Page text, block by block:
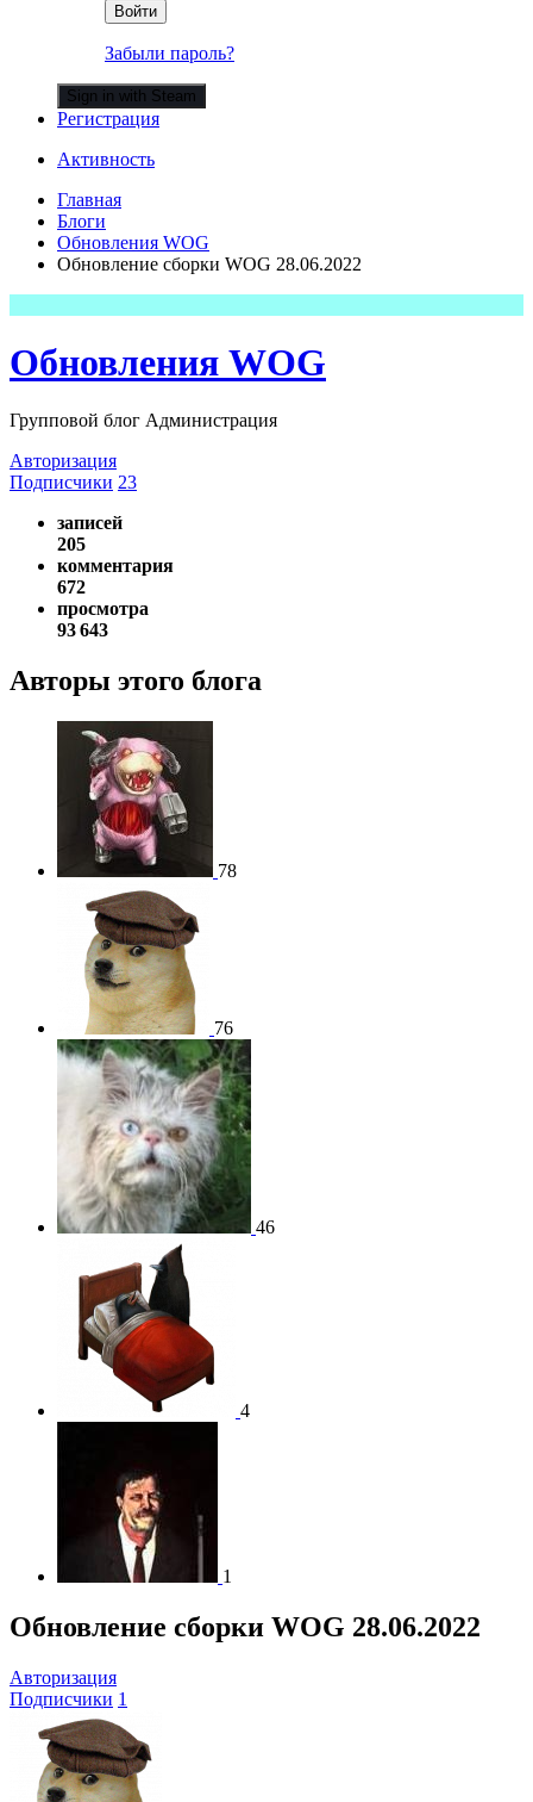
Войти
Забыли пароль?
Sign in with Steam
Регистрация
Активность
Главная
Блоги
Обновления WOG
Обновление сборки WOG 28.06.2022
Обновления WOG
Групповой блог Администрация
Авторизация
Подписчики 23
записей
205
комментария
672
просмотра
93 643
Авторы этого блога
78
76
46
4
1
Обновление сборки WOG 28.06.2022
Авторизация
Подписчики 1